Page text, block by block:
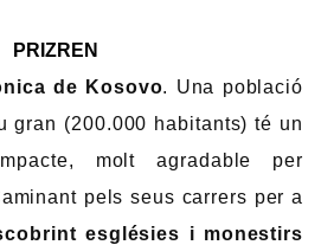
PRIZREN
de Kosovo. Una població
gran (200.000 habitants) té un
molt agradable per
pels seus carrers per a
esglésies i monestirs